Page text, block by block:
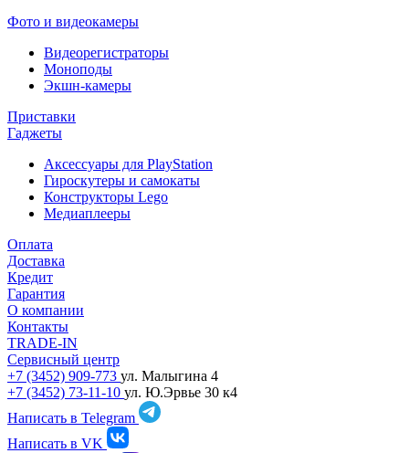
Фото и видеокамеры
Видеорегистраторы
Моноподы
Экшн-камеры
Приставки
Гаджеты
Аксессуары для PlayStation
Гироскутеры и самокаты
Конструкторы Lego
Медиаплееры
Оплата
Доставка
Кредит
Гарантия
О компании
Контакты
TRADE-IN
Сервисный центр
+7 (3452) 909-773 ул. Малыгина 4
+7 (3452) 73-11-10 ул. Ю.Эрвье 30 к4
Написать в Telegram
Написать в VK